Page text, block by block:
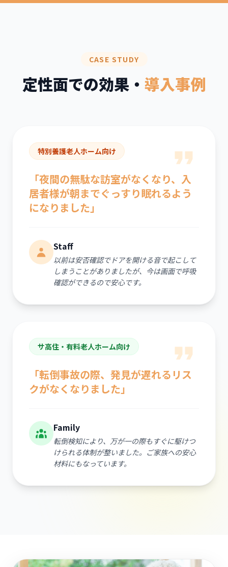
CASE STUDY
定性面での効果・ 導入事例
特別養護老人ホーム向け
「夜間の無駄な訪室がなくなり、入
居者様が朝までぐっすり眠れるよう
になりました」
Staff
以前は安否確認でドアを開ける音で起こして
しまうことがありましたが、今は画面で呼吸
確認ができるので安心です。
サ高住・有料老人ホーム向け
「転倒事故の際、発見が遅れるリス
クがなくなりました」
Family
転倒検知により、万が一の際もすぐに駆けつ
けられる体制が整いました。ご家族への安心
材料にもなっています。